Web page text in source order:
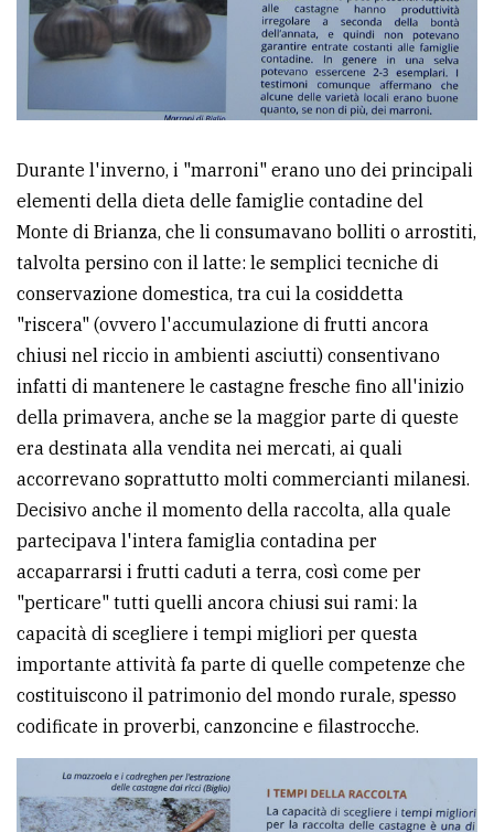
Durante l'inverno, i "marroni" erano uno dei principali
elementi della dieta delle famiglie contadine del
Monte di Brianza, che li consumavano bolliti o arrostiti,
talvolta persino con il latte: le semplici tecniche di
conservazione domestica, tra cui la cosiddetta
"riscera" (ovvero l'accumulazione di frutti ancora
chiusi nel riccio in ambienti asciutti) consentivano
infatti di mantenere le castagne fresche fino all'inizio
della primavera, anche se la maggior parte di queste
era destinata alla vendita nei mercati, ai quali
accorrevano soprattutto molti commercianti milanesi.
Decisivo anche il momento della raccolta, alla quale
partecipava l'intera famiglia contadina per
accaparrarsi i frutti caduti a terra, così come per
"perticare" tutti quelli ancora chiusi sui rami: la
capacità di scegliere i tempi migliori per questa
importante attività fa parte di quelle competenze che
costituiscono il patrimonio del mondo rurale, spesso
codificate in proverbi, canzoncine e filastrocche.